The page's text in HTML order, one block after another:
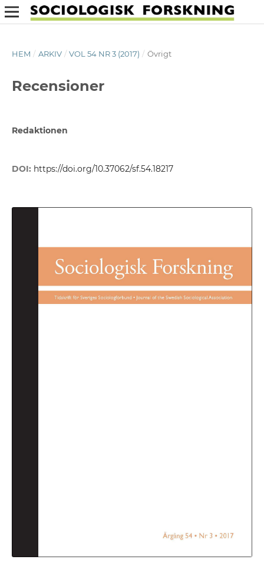
HEM / ARKIV / VOL 54 NR 3 (2017) / Övrigt
Recensioner
Redaktionen
DOI: https://doi.org/10.37062/sf.54.18217